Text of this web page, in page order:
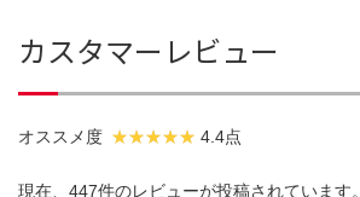
カスタマーレビュー
オススメ度 4.4点
現在、447件のレビューが投稿されています。